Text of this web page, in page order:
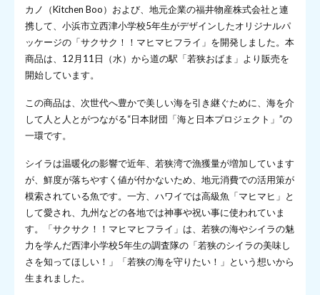
カノ（Kitchen Boo）および、地元企業の福井物産株式会社と連
携して、小浜市立西津小学校5年生がデザインしたオリジナルパ
ッケージの「サクサク！！マヒマヒフライ」を開発しました。本
商品は、12月11日（水）から道の駅「若狭おばま」より販売を
開始しています。
この商品は、次世代へ豊かで美しい海を引き継ぐために、海を介
して人と人とがつながる“日本財団「海と日本プロジェクト」”の
一環です。
シイラは温暖化の影響で近年、若狭湾で漁獲量が増加しています
が、鮮度が落ちやすく値が付かないため、地元消費での活用策が
模索されている魚です。一方、ハワイでは高級魚「マヒマヒ」と
して愛され、九州などの各地では神事や祝い事に使われていま
す。「サクサク！！マヒマヒフライ」は、若狭の海やシイラの魅
力を学んだ西津小学校5年生の調査隊の「若狭のシイラの美味し
さを知ってほしい！」「若狭の海を守りたい！」という想いから
生まれました。